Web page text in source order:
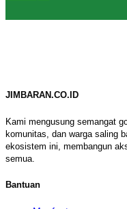
JIMBARAN.CO.ID
Kami mengusung semangat
komunitas, dan warga saling
ekosistem ini, membangun
semua.
Bantuan